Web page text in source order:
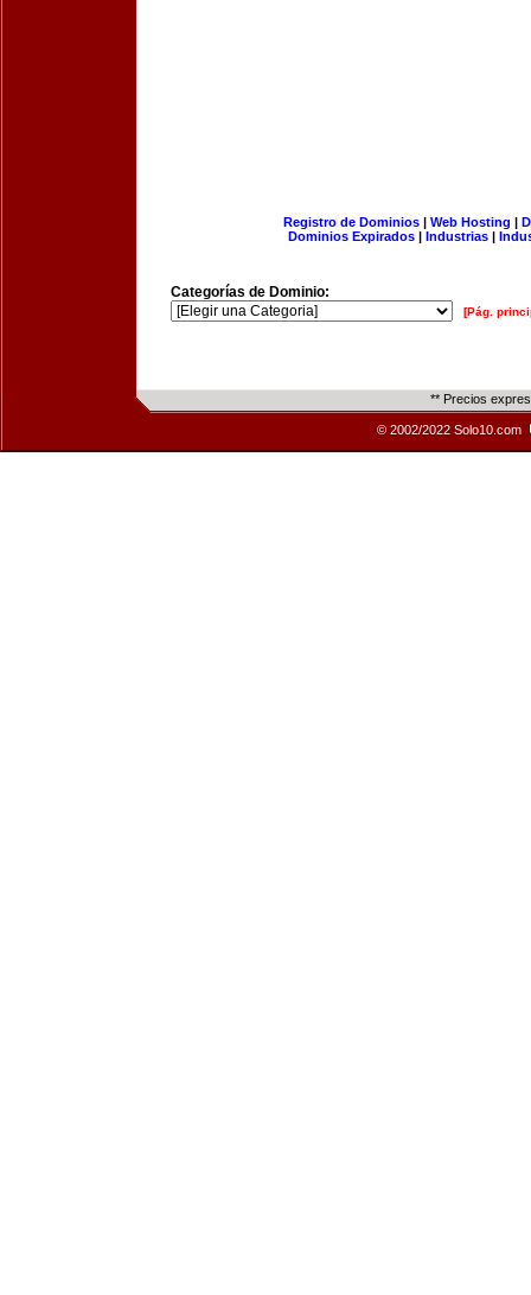
Registro de Dominios| Web Hosting |
Dominios Expirados | Industrias |
Categorías de Dominio:
[Pág.
** Precios
© 2002/2022 Solo10.com